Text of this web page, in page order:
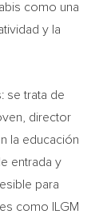
como una
y la
se trata de
director
la educación
entrada y
para
como ILGM